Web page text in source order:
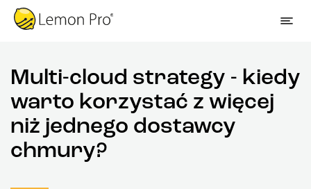
Multi-cloud strategy - kiedy
warto korzystać z więcej
niż jednego dostawcy
chmury?